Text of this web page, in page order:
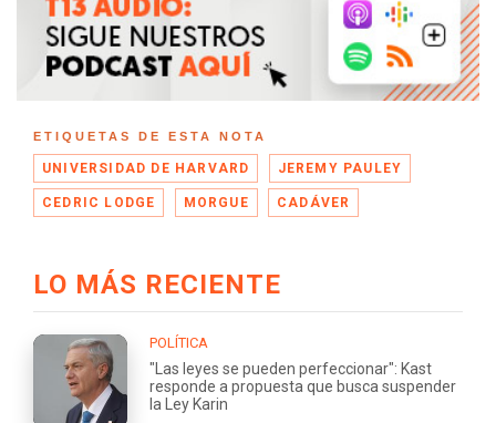
ETIQUETAS DE ESTA NOTA
UNIVERSIDAD DE HARVARD JEREMY PAULEY
CEDRIC LODGE MORGUE CADÁVER
LO MÁS RECIENTE
POLÍTICA
"Las leyes se pueden perfeccionar": Kast
responde a propuesta que busca suspender
la Ley Karin